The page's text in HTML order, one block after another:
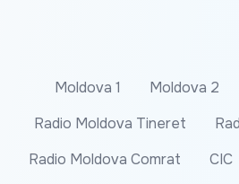
Moldova 1 Moldova 2
Radio Moldova Tineret
Radio Moldova Comrat
CIC